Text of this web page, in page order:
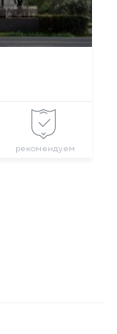
рекомендуем